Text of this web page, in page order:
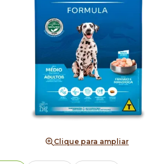
Clique para ampliar